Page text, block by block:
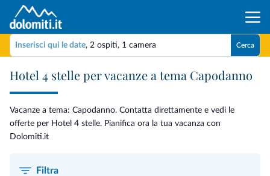
Inserisci qui le date, 2 ospiti, 1 camera Cerca
Hotel 4 stelle per vacanze a tema Capodanno
Vacanze a tema: Capodanno. Contatta direttamente e vedi le
offerte per Hotel 4 stelle. Pianifica ora la tua vacanza con
Dolomiti.it
Filtra